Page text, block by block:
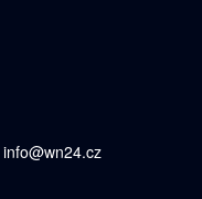
info@wn24.cz